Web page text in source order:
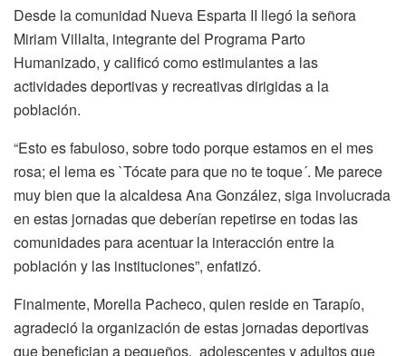
Desde la comunidad Nueva Esparta II llegó la señora
Miriam Villalta, integrante del Programa Parto
Humanizado, y calificó como estimulantes a las
actividades deportivas y recreativas dirigidas a la
población.
“Esto es fabuloso, sobre todo porque estamos en el mes
rosa; el lema es `Tócate para que no te toque´. Me parece
muy bien que la alcaldesa Ana González, siga involucrada
en estas jornadas que deberían repetirse en todas las
comunidades para acentuar la interacción entre la
población y las instituciones”, enfatizó.
Finalmente, Morella Pacheco, quien reside en Tarapío,
agradeció la organización de estas jornadas deportivas
que benefician a pequeños, adolescentes y adultos que